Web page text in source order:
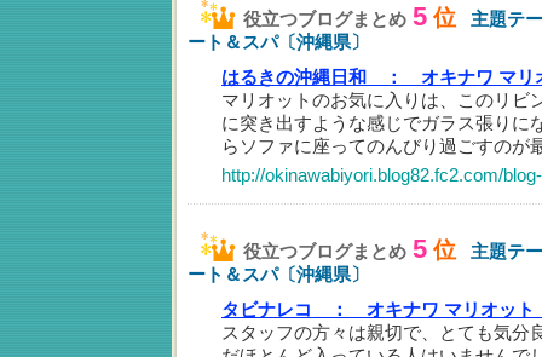
役立つブログまとめ 5 位
主題テ
ート＆スパ〔沖縄県〕
はるきの沖縄日和 ：
オキナワ マリ
マリオットのお気に入りは、このリビ
に突き出すような感じでガラス張りに
らソファに座ってのんびり過ごすのが
http://okinawabiyori.blog82.fc2.com/
役立つブログまとめ 5 位
主題テ
ート＆スパ〔沖縄県〕
タビナレコ ：
オキナワ マリオッ
スタッフの方々は親切で、とても気